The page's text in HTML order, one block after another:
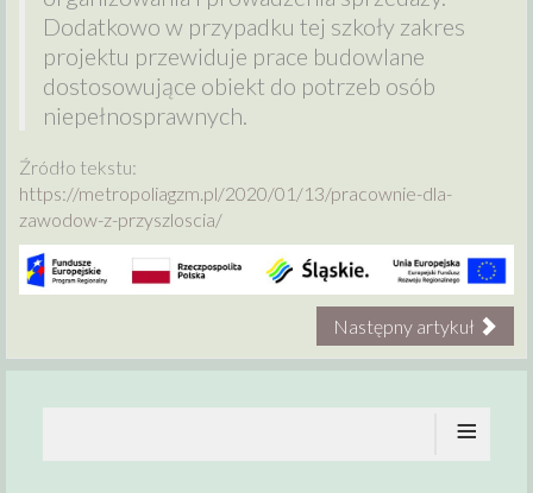
Dodatkowo w przypadku tej szkoły zakres
projektu przewiduje prace budowlane
dostosowujące obiekt do potrzeb osób
niepełnosprawnych.
Źródło tekstu:
https://metropoliagzm.pl/2020/01/13/pracownie-dla-
zawodow-z-przyszloscia/
Następny artykuł
≡